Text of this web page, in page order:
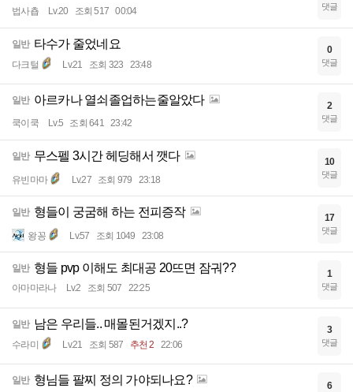
법사춉 Lv.20 조회 517 00:04 댓글
일반 타수가 줄었네요
다크털 Lv.21 조회 323 23:48
0
댓글
일반 아르카나 열쇠졸업하는줄알았다
쿡이쿡 Lv.5 조회 641 23:42
2
댓글
일반 무스펠 3시간 헤딩해서 깻다
유빈마마 Lv.27 조회 979 23:18
10
댓글
일반 형들이 궁굼해 하는 전피증작
왕꽁 Lv.57 조회 1049 23:08
17
댓글
일반 형들 pvp 이해도 최대공 20뜨면 잠궈??
아마마라나 Lv.2 조회 507 22:25
1
댓글
일반 남은 우리들.. 매몰된거겠지..?
수라미 Lv.21 조회 587 추천 2 22:06
3
댓글
일반 형님들 팔찌 정의 가야되나요? 6